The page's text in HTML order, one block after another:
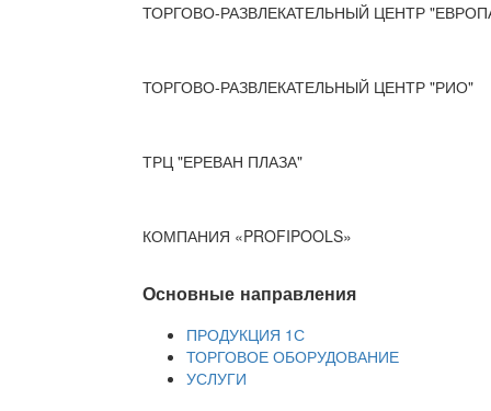
ТОРГОВО-РАЗВЛЕКАТЕЛЬНЫЙ ЦЕНТР
ТОРГОВО-РАЗВЛЕКАТЕЛЬНЫЙ ЦЕНТР "РИО"
ТРЦ "ЕРЕВАН ПЛАЗА"
КОМПАНИЯ «PROFIPOOLS»
Основные направления
ПРОДУКЦИЯ 1С
ТОРГОВОЕ ОБОРУДОВАНИЕ
УСЛУГИ